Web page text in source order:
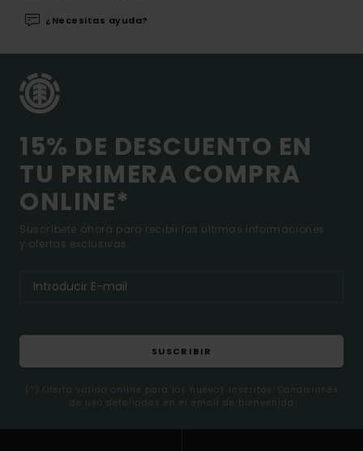
¿Necesitas ayuda?
15% DE DESCUENTO EN
TU PRIMERA COMPRA
ONLINE*
Suscríbete ahora para recibir las ultimas informaciones
y ofertas exclusivas.
SUSCRIBIR
(*) Oferta valida online para los nuevos inscritos. Condiciones
de uso detalladas en el email de bienvenida